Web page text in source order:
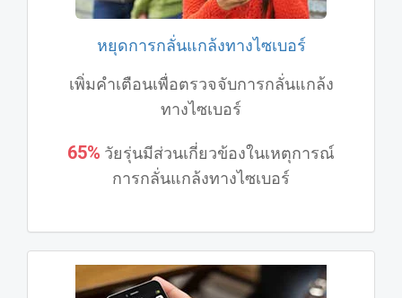
หยุดการกลั่นแกล้งทางไซเบอร์
เพิ่มคําเตือนเพื่อตรวจจับการกลั่นแกล้ง
ทางไซเบอร์
65% วัยรุ่นมีส่วนเกี่ยวข้องในเหตุการณ์
การกลั่นแกล้งทางไซเบอร์